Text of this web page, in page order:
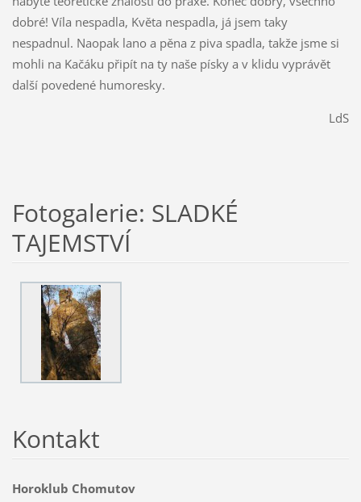
dobré! Víla nespadla, Květa nespadla, já jsem taky
nespadnul. Naopak lano a pěna z piva spadla, takže jsme si
mohli na Kačáku připít na ty naše písky a v klidu vyprávět
další povedené humoresky.
LdS
Fotogalerie: SLADKÉ
TAJEMSTVÍ
Kontakt
Horoklub Chomutov